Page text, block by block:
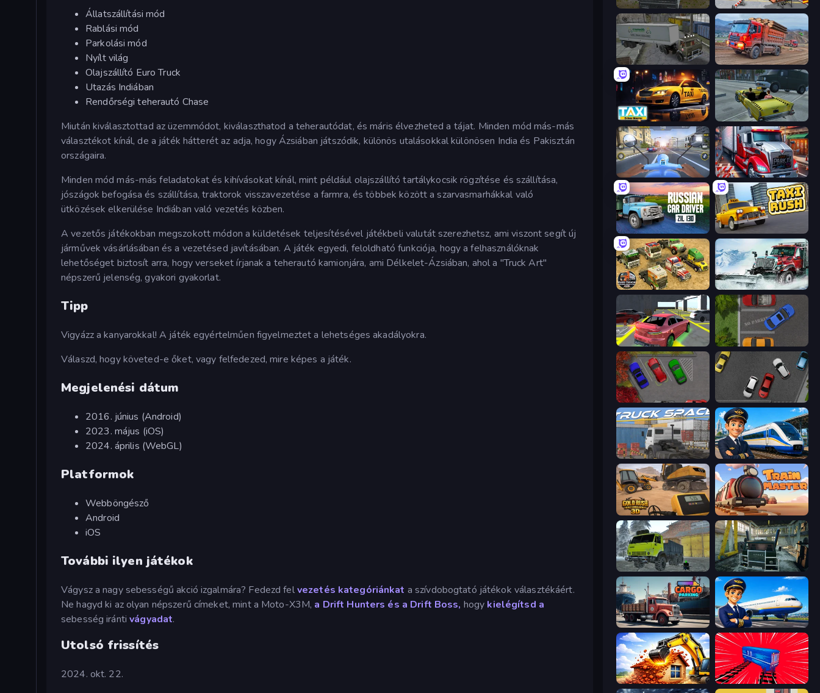
Állatszállítási mód
Rablási mód
Parkolási mód
Nyílt világ
Olajszállító Euro Truck
Utazás Indiában
Rendőrségi teherautó Chase
Miután kiválasztottad az üzemmódot, kiválaszthatod a teherautódat, és máris élvezheted a tájat. Minden mód más-más
választékot kínál, de a játék hátterét az adja, hogy Ázsiában játszódik, különös utalásokkal különösen India és Pakisztán
országaira.
Minden mód más-más feladatokat és kihívásokat kínál, mint például olajszállító tartálykocsik rögzítése és szállítása,
jószágok befogása és szállítása, traktorok visszavezetése a farmra, és többek között a szarvasmarhákkal való
ütközések elkerülése Indiában való vezetés közben.
A vezetős játékokban megszokott módon a küldetések teljesítésével játékbeli valutát szerezhetsz, ami viszont segít új
járművek vásárlásában és a vezetésed javításában. A játék egyedi, feloldható funkciója, hogy a felhasználóknak
lehetőséget biztosít arra, hogy verseket írjanak a teherautó kamionjára, ami Délkelet-Ázsiában, ahol a "Truck Art"
népszerű jelenség, gyakori gyakorlat.
Tipp
Vigyázz a kanyarokkal! A játék egyértelműen figyelmeztet a lehetséges akadályokra.
Válaszd, hogy követed-e őket, vagy felfedezed, mire képes a játék.
Megjelenési dátum
2016. június (Android)
2023. május (iOS)
2024. április (WebGL)
Platformok
Webböngésző
Android
iOS
További ilyen játékok
Vágysz a nagy sebességű akció izgalmára? Fedezd felvezetés kategóriánkat a szívdobogtató játékok választékáért.
Ne hagyd ki az olyan népszerű címeket, mint a Moto-X3M, a Drift Hunters és a Drift Boss, hogy kielégítsd a
sebesség irántivágyadat.
Utolsó frissítés
2024. okt. 22.
Russian Delivery Club Baikal Fireman 2024
Russian Kamaz Truck Driver Cargo Truck Driver Simulator
Taxi Driver: Master Freak Taxi Simulator
Moto Racing Club Just Park It 12
Russian Car Driver ZIL 130 Taxi Rush
Euro Truck Driving Simulator 2025 Snow Plow Truck
Garage Parking Parking Space
OK Parking Time to Park
Truck Space Idle Train Empire Tycoon
Gold Rush: Gold Simulator 3D Train Master
Taiga Car Driver Kamaz Truck Driver
Cargo Truck Parking Idle Airport Tycoon
City Constructor Train Drift